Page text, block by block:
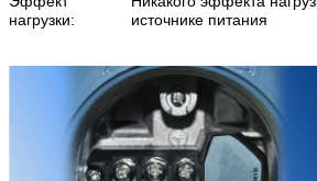
нагрузки:
источнике питания